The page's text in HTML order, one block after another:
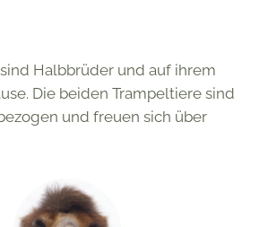
Halbbrüder und auf ihrem
Die beiden Trampeltiere sind
und freuen sich über